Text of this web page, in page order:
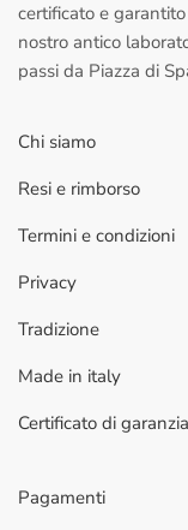
certificato e
nostro antico
passi da Piazza di
Chi siamo
Resi e rimborso
Termini e condizioni
Privacy
Tradizione
Made in italy
Certificato di garanzia
Pagamenti